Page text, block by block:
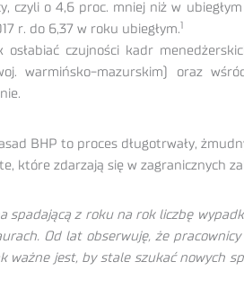
czyli o 4,6 proc. mniej niż w
r. do 6,37 w roku ubiegłym.1
czujności kadr
warmińsko-mazurskim) oraz
BHP to proces długotrwały,
które zdarzają się w zagranicznych
spadającą z roku na rok liczbę
Od lat obserwuję, że
ważne jest, by stale szukać nowych